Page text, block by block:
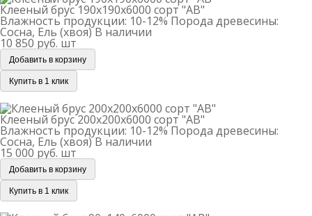
Клееный брус 190х190х6000 сорт "АВ"
Влажность продукции: 10-12% Порода древесины:
Сосна, Ель (хвоя) В наличии
10 850 руб. шт
Добавить в корзину
Купить в 1 клик
Клееный брус 200х200х6000 сорт "АВ"
Влажность продукции: 10-12% Порода древесины:
Сосна, Ель (хвоя) В наличии
15 000 руб. шт
Добавить в корзину
Купить в 1 клик